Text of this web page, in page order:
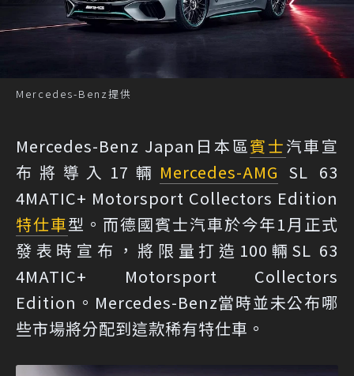
Mercedes-Benz提供
Mercedes-Benz Japan日本區賓士汽車宣
布將導入17輛 Mercedes-AMG SL 63
4MATIC+ Motorsport Collectors Edition
特仕車型。而德國賓士汽車於今年1月正式
發表時宣布，將限量打造100輛SL 63
4MATIC+ Motorsport Collectors
Edition。Mercedes-Benz當時並未公布哪
些市場將分配到這款稀有特仕車。